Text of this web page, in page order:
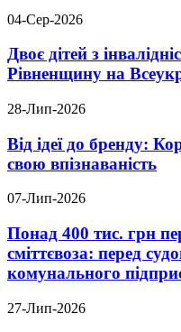
04-Сер-2026
Двоє дітей з
Рівненщину на
28-Лип-2026
Від ідеї до бренду:
свою впізнаваність
07-Лип-2026
Понад 400 тис. грн
сміттєвоза: перед
комунального
27-Лип-2026